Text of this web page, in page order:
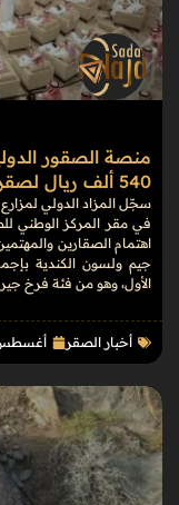
منصة الصقور
540 ألف ريال لصقرين كنديين في ملهم
في مقر المركز الوطني
اهتمام الصقارين
الأول، وهو من فئة فرخ
أخبار الصقر أغسطس 8,